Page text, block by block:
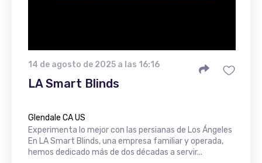
14 de agosto de 2025 a las 16:16
LA Smart Blinds
Glendale CA US
Experimenta lo mejor con las persianas de Los Ángeles
En LA Smart Blinds, una empresa familiar y operada,
hemos dedicado más de dos décadas a servir...